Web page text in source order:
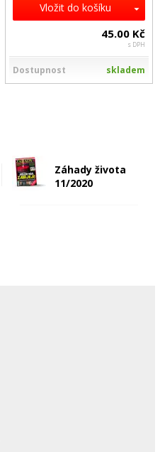
Záhady života
11/2020
Vložit do košíku
45.00 Kč
s DPH
Dostupnost skladem